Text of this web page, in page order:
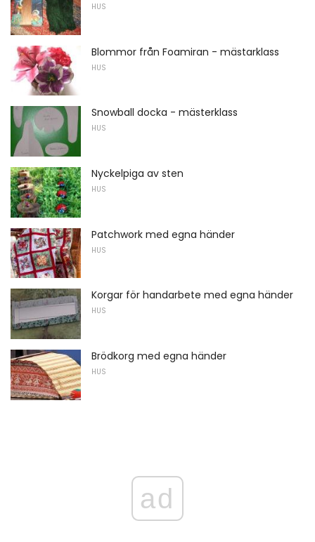
HUS
Blommor från Foamiran - mästarklass
HUS
Snowball docka - mästerklass
HUS
Nyckelpiga av sten
HUS
Patchwork med egna händer
HUS
Korgar för handarbete med egna händer
HUS
Brödkorg med egna händer
HUS
ad